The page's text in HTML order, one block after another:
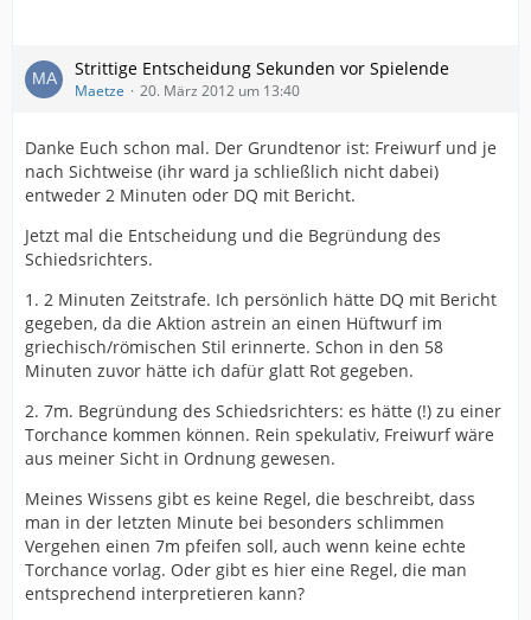
Strittige Entscheidung Sekunden vor Spielende
Maetze 20. März 2012 um 13:40
Danke Euch schon mal. Der Grundtenor ist: Freiwurf und je
nach Sichtweise (ihr ward ja schließlich nicht dabei)
entweder 2 Minuten oder DQ mit Bericht.
Jetzt mal die Entscheidung und die Begründung des
Schiedsrichters.
1. 2 Minuten Zeitstrafe. Ich persönlich hätte DQ mit Bericht
gegeben, da die Aktion astrein an einen Hüftwurf im
griechisch/römischen Stil erinnerte. Schon in den 58
Minuten zuvor hätte ich dafür glatt Rot gegeben.
2. 7m. Begründung des Schiedsrichters: es hätte (!) zu einer
Torchance kommen können. Rein spekulativ, Freiwurf wäre
aus meiner Sicht in Ordnung gewesen.
Meines Wissens gibt es keine Regel, die beschreibt, dass
man in der letzten Minute bei besonders schlimmen
Vergehen einen 7m pfeifen soll, auch wenn keine echte
Torchance vorlag. Oder gibt es hier eine Regel, die man
entsprechend interpretieren kann?